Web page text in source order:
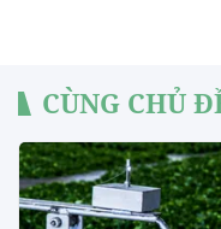
CÙNG CHỦ